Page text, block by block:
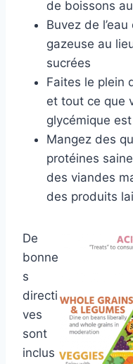
de boissons
Buvez de
gazeuse au
sucrées
Faites le plein
et tout ce que
glycémique
Mangez des
protéines
des viandes
des produits
De
bonne
s
directi
ves
sont
inclus